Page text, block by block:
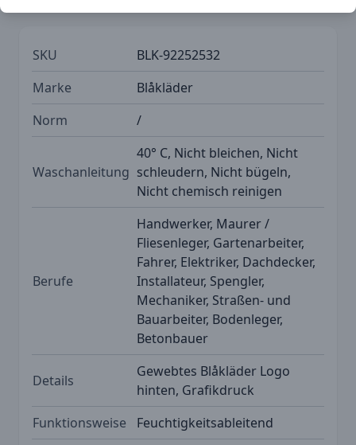
SKU
BLK-92252532
Marke
Blåkläder
Norm
/
Waschanleitung
40° C, Nicht bleichen, Nicht
schleudern, Nicht bügeln,
Nicht chemisch reinigen
Berufe
Handwerker, Maurer /
Fliesenleger, Gartenarbeiter,
Fahrer, Elektriker, Dachdecker,
Installateur, Spengler,
Mechaniker, Straßen- und
Bauarbeiter, Bodenleger,
Betonbauer
Details
Gewebtes Blåkläder Logo
hinten, Grafikdruck
Funktionsweise
Feuchtigkeitsableitend